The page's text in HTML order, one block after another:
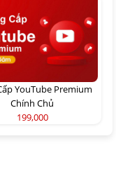
YouTube Premium
Chính Chủ
199,000